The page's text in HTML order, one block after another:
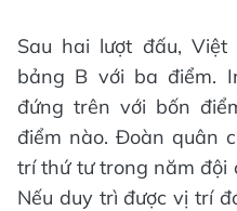
Sau hai lượt đấu,
bảng B với ba điểm.
đứng trên với bốn
điểm nào. Đoàn quân
trí thứ tư trong năm đội
Nếu duy trì được vị trí